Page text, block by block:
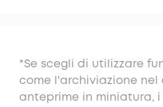
*Se scegli di utilizzare
come l'archiviazione nel
anteprime in miniatura,